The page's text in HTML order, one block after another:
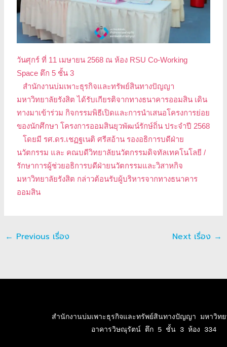
วันศุกร์ ที่ 11 เมษายน 2568 ณ ห้อง RSU Co-Working
Space ตึก 5 ชั้น 3
สำนักงานบ่มเพาะธุรกิจและทรัพย์สินทางปัญญา
มหาวิทยาลัยรังสิต ได้รับเกียรติจากทางธนาคารออมสิน เดิน
ทางมาเข้าร่วม กิจกรรมพิธีเปิดและการนำเสนอโครงการย่อย
ของนักศึกษา โครงการออมสินยุวพัฒน์รักษ์ถิ่น ประจำปี 2568
โดยมี รศ.ดร.เชฏฐเนติ ศรีสอ้าน รองอธิการบดีฝ่าย
นวัตกรรม และ คณบดีวิทยาลัยนวัตกรรมดิจทัลเทคโนโลยี /
รักษาการผู้ช่วยอธิการบดีฝ่ายนวัตกรรมและวิสาหกิจ
มหาวิทยาลัยรังสิต กล่าวต้อนรับผู้บริหารจากทางธนาคาร
ออมสิน
← Previous เรื่อง Next เรื่อง →
สำนักงานบ่มเพาะธุรกิจและทรัพย์สินทางปัญญา มหาวิทย
อาคารวิษณุรัตน์ ตึก 5 ชั้น 3 ห้อง 334